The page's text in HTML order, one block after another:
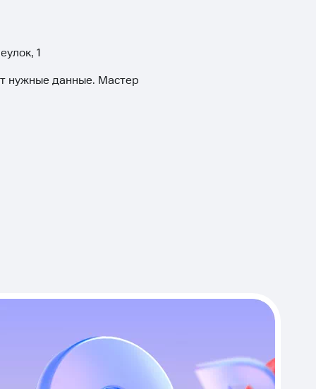
1
нужные данные. Мастер